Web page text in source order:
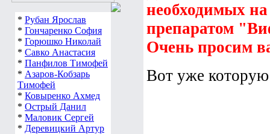
* Рубан Ярослав
* Гончаренко София
* Горюшко Николай
* Савко Анастасия
* Панфилов Тимофей
* Азаров-Кобзарь
Тимофей
* Ковыренко Ахмед
* Острый Данил
* Маловик Сергей
* Деревицкий Артур
необходимых
препаратом
Очень просим
Вот уже